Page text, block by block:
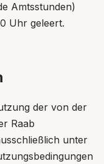
Amtsstunden)
Uhr geleert.
der von der
Raab
unter